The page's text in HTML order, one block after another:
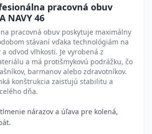
pracovná obuv
NAVY 46
pracovná obuv poskytuje maximálny
stávaní vďaka technológiám na
odvod vlhkosti. Je vyrobená z
a má protišmykovú podrážku, čo
barmanov alebo zdravotníkov.
konštrukcia zaisťujú stabilitu a
dňa.
nárazov a úľava pre kolená,